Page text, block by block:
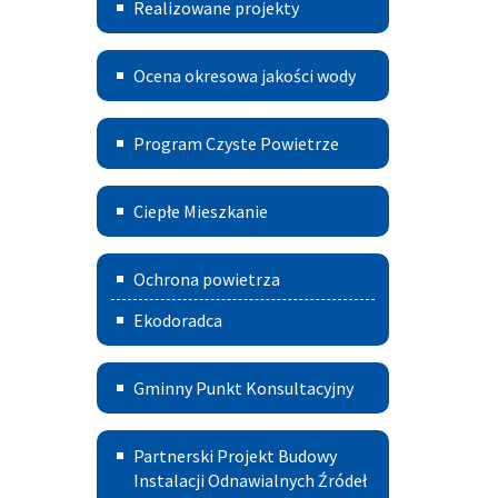
Miasta
Gminy
Szczucin
Realizowane projekty
Ocena
okresowa
jakości
wody
Ocena okresowa jakości wody
Program
czyste
powietrze
Program Czyste Powietrze
Ciepłe
Mieszkanie
Ciepłe Mieszkanie
Deklaracja
CEEB
-
źródła
ciepła
i spalania
paliw
Ochrona powietrza
Ekodoradca
Gminny
Punkt
Konsultacyjny
Gminny Punkt Konsultacyjny
Partnerski
Projekt
Partnerski Projekt Budowy
Instalacji Odnawialnych Źródeł